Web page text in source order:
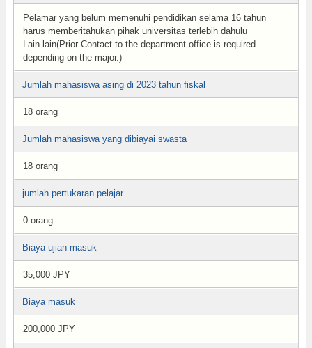
Pelamar yang belum memenuhi pendidikan selama 16 tahun
harus memberitahukan pihak universitas terlebih dahulu
Lain-lain(Prior Contact to the department office is required
depending on the major.)
Jumlah mahasiswa asing di 2023 tahun fiskal
18 orang
Jumlah mahasiswa yang dibiayai swasta
18 orang
jumlah pertukaran pelajar
0 orang
Biaya ujian masuk
35,000 JPY
Biaya masuk
200,000 JPY